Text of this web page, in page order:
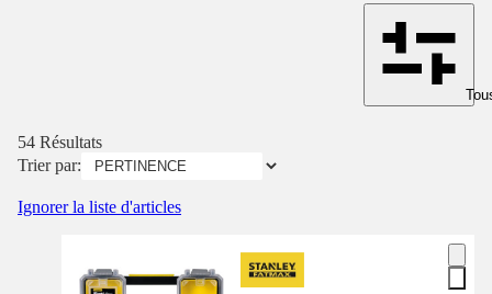
54 Résultats
Trier par:
Ignorer la liste d'articles